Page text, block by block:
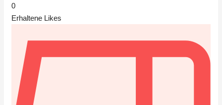
0
Erhaltene Likes